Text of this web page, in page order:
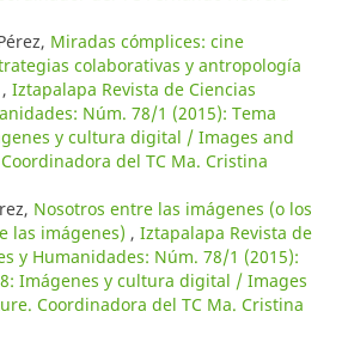
Miradas cómplices: cine
colaborativas y antropología
, Iztapalapa Revista de Ciencias
Núm. 78/1 (2015): Tema
y cultura digital / Images and
del TC Ma. Cristina
Nosotros entre las imágenes (o los
las imágenes) , Iztapalapa Revista de
y Humanidades: Núm. 78/1 (2015):
Imágenes y cultura digital / Images
Coordinadora del TC Ma. Cristina